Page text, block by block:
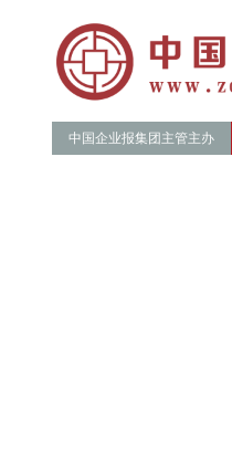
中国企业报集团主管主办